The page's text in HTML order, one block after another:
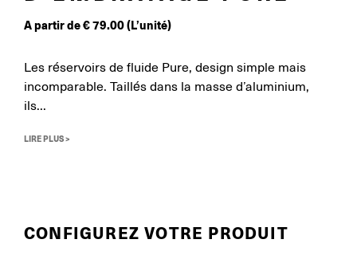
A partir de€79.00(L’unité)
Les réservoirs de fluide Pure, design simple mais
incomparable. Taillés dans la masse d’aluminium,
ils...
LIRE PLUS >
CONFIGUREZ VOTRE PRODUIT